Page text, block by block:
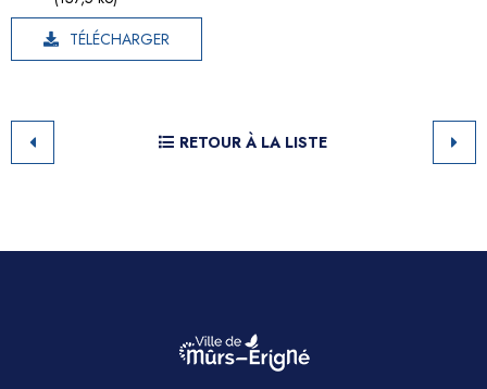
TÉLÉCHARGER
RETOUR À LA LISTE